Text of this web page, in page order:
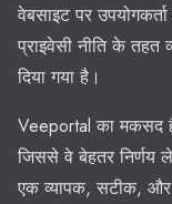
वेबसाइट पर
प्राइवेसी नीति के तहत
दिया गया है।
Veeportal का मकसद
जिससे वे बेहतर
एक व्यापक, सटीक, और